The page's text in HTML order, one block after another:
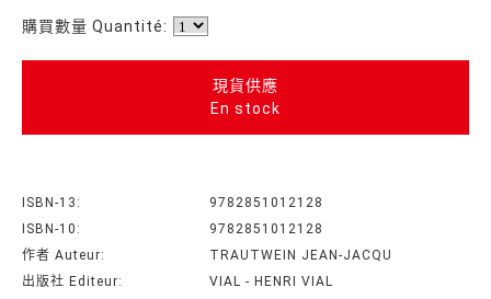
購買數量 Quantité:
現貨供應
En stock
ISBN-13:
9782851012128
ISBN-10:
9782851012128
作者 Auteur:
TRAUTWEIN JEAN-JACQU
出版社 Editeur:
VIAL - HENRI VIAL